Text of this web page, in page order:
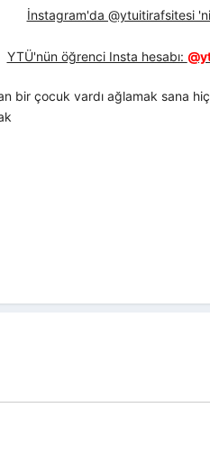
İnstagram'da @ytuitirafsitesi
YTÜ'nün öğrenci Insta hesabı:
bir çocuk vardı ağlamak sana